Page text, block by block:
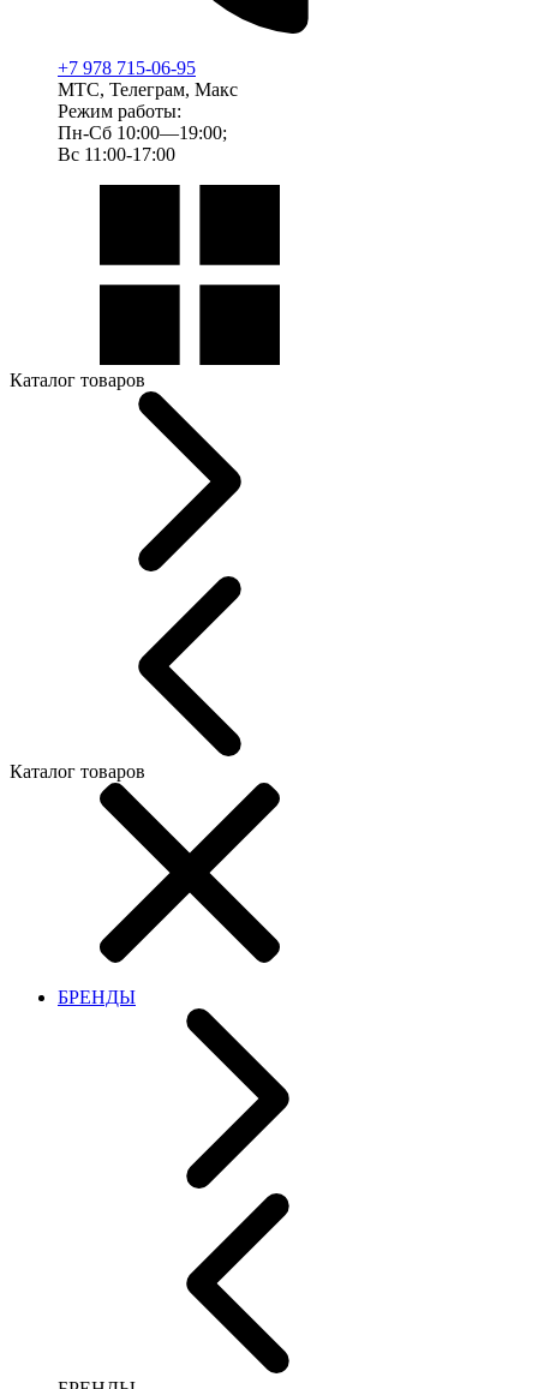
+7 978 715-06-95
МТС, Телеграм, Макс
Режим работы:
Пн-Сб 10:00—19:00;
Вс 11:00-17:00
Каталог товаров
Каталог товаров
БРЕНДЫ